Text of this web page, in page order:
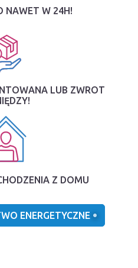
NAWET W 24H!
LUB ZWROT
Z DOMU
ENERGETYCZNE